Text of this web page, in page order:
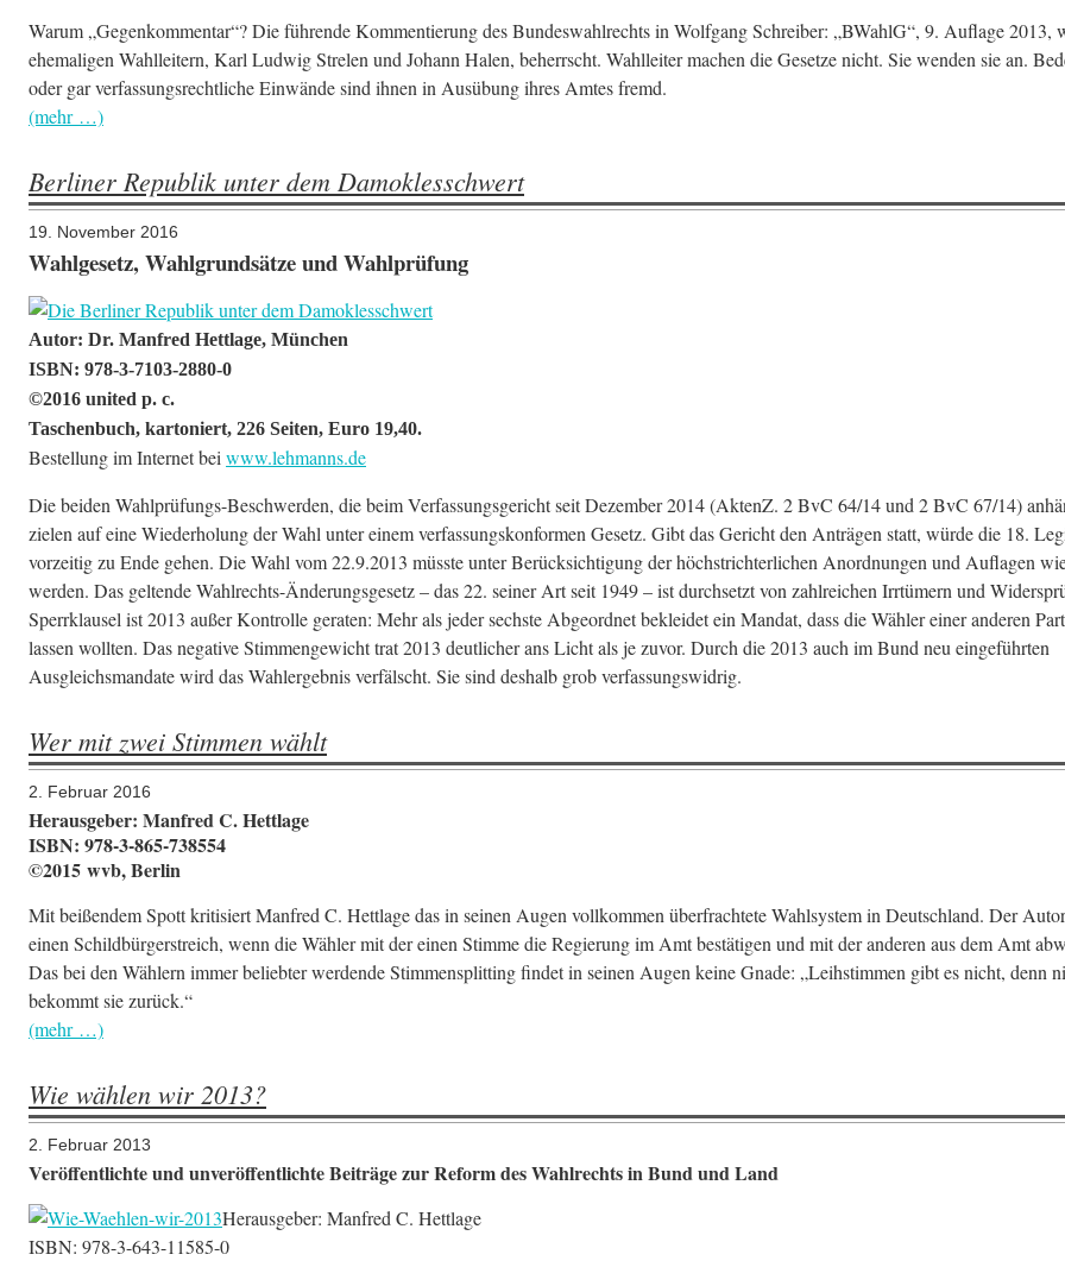
Warum „Gegenkommentar“? Die führende Kommentierung des Bundeswahlrechts in Wolfgang Schreiber: „BWahlG“, 9. Auflage 2013,
ehemaligen Wahlleitern, Karl Ludwig Strelen und Johann Halen, beherrscht. Wahlleiter machen die Gesetze nicht. Sie wenden sie an.
oder gar verfassungsrechtliche Einwände sind ihnen in Ausübung ihres Amtes fremd.
(mehr …)
Berliner Republik unter dem Damoklesschwert
19. November 2016
Wahlgesetz, Wahlgrundsätze und Wahlprüfung
Autor: Dr. Manfred Hettlage, München
ISBN: 978-3-7103-2880-0
©2016 united p. c.
Taschenbuch, kartoniert, 226 Seiten, Euro 19,40.
Bestellung im Internet bei www.lehmanns.de
Die beiden Wahlprüfungs-Beschwerden, die beim Verfassungsgericht seit Dezember 2014 (AktenZ. 2 BvC 64/14 und 2 BvC 67/14)
zielen auf eine Wiederholung der Wahl unter einem verfassungskonformen Gesetz. Gibt das Gericht den Anträgen statt, würde die 18.
vorzeitig zu Ende gehen. Die Wahl vom 22.9.2013 müsste unter Berücksichtigung der höchstrichterlichen Anordnungen und Auflagen
werden. Das geltende Wahlrechts-Änderungsgesetz – das 22. seiner Art seit 1949 – ist durchsetzt von zahlreichen Irrtümern und
Sperrklausel ist 2013 außer Kontrolle geraten: Mehr als jeder sechste Abgeordnet bekleidet ein Mandat, dass die Wähler einer anderen
lassen wollten. Das negative Stimmengewicht trat 2013 deutlicher ans Licht als je zuvor. Durch die 2013 auch im Bund neu eingeführten
Ausgleichsmandate wird das Wahlergebnis verfälscht. Sie sind deshalb grob verfassungswidrig.
Wer mit zwei Stimmen wählt
2. Februar 2016
Herausgeber: Manfred C. Hettlage
ISBN: 978-3-865-738554
©2015 wvb, Berlin
Mit beißendem Spott kritisiert Manfred C. Hettlage das in seinen Augen vollkommen überfrachtete Wahlsystem in Deutschland. Der
einen Schildbürgerstreich, wenn die Wähler mit der einen Stimme die Regierung im Amt bestätigen und mit der anderen aus dem Amt
Das bei den Wählern immer beliebter werdende Stimmensplitting findet in seinen Augen keine Gnade: „Leihstimmen gibt es nicht, denn
bekommt sie zurück.“
(mehr …)
Wie wählen wir 2013?
2. Februar 2013
Veröffentlichte und unveröffentlichte Beiträge zur Reform des Wahlrechts in Bund und Land
Herausgeber: Manfred C. Hettlage
ISBN: 978-3-643-11585-0